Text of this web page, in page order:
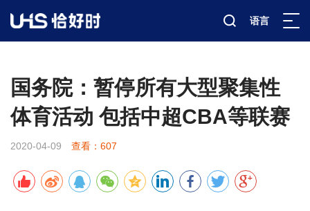
语言
> 新闻资讯 > 行业科普
国务院：暂停所有大型聚集性
体育活动 包括中超CBA等联赛
2020-04-09 查看：607